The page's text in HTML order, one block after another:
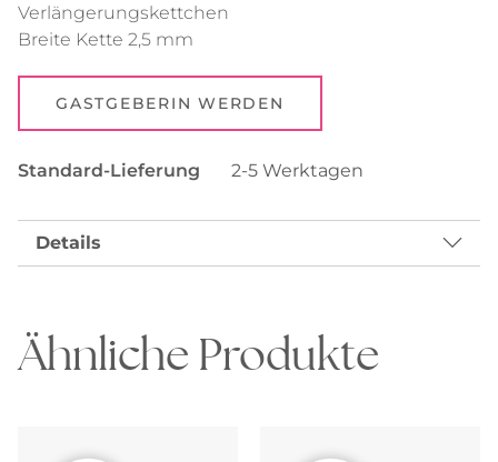
Verlängerungskettchen
Breite Kette 2,5 mm
GASTGEBERIN WERDEN
Standard-Lieferung 2-5 Werktagen
Details
Ähnliche Produkte